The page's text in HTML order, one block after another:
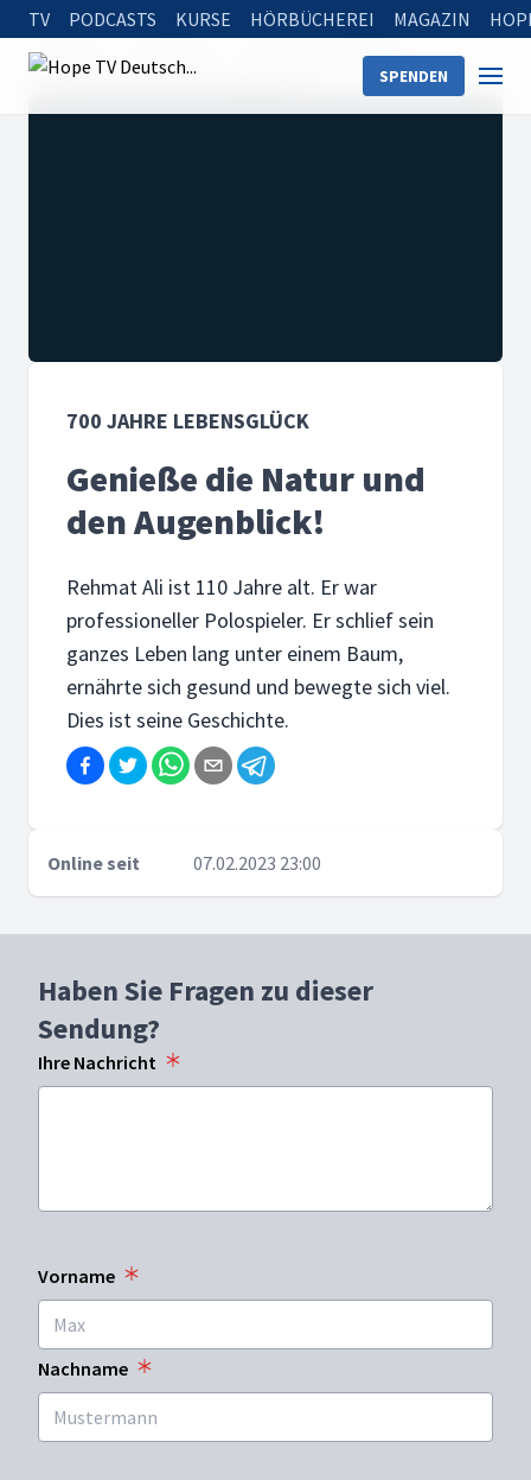
TV PODCASTS KURSE HÖRBÜCHEREI MAGAZIN
SPENDEN
Startseite
700 Jahre Lebensglück
Genieße die Natur und den Augenblick!
700 JAHRE LEBENSGLÜCK
Genieße die Natur und
den Augenblick!
Rehmat Ali ist 110 Jahre alt. Er war
professioneller Polospieler. Er schlief sein
ganzes Leben lang unter einem Baum,
ernährte sich gesund und bewegte sich viel.
Dies ist seine Geschichte.
Online seit 07.02.2023 23:00
Haben Sie Fragen zu dieser
Sendung?
Ihre Nachricht
Vorname
Nachname